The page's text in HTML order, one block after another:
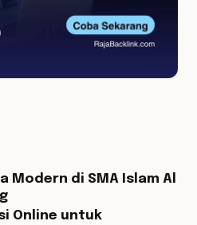
Modern di SMA Islam Al
Online untuk